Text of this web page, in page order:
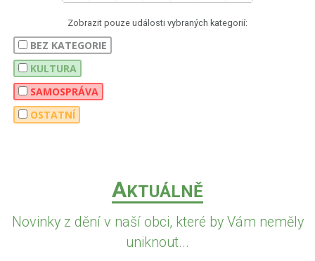
Zobrazit pouze události vybraných kategorií:
BEZ KATEGORIE
KULTURA
SAMOSPRÁVA
OSTATNÍ
AKTUÁLNĚ
Novinky z dění v naší obci, které by Vám neměly
uniknout...